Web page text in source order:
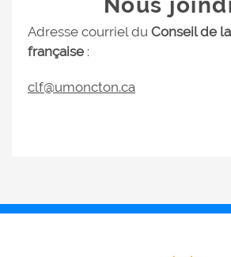
Adresse courriel du Conseil de
française:
clf@umoncton.ca